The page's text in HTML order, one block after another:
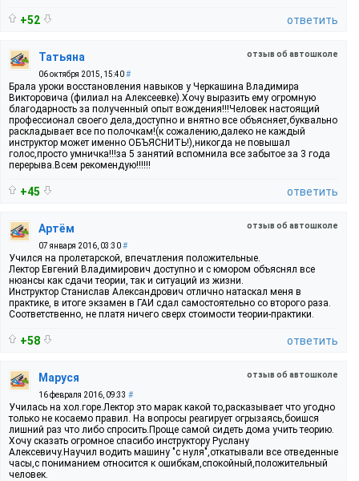
+52 ответить
отзыв об автошколе
Татьяна
06 октября 2015, 15:40#
Брала уроки восстановления навыков у Черкашина Владимира
Викторовича (филиал на Алексеевке).Хочу выразить ему огромную
благодарность за полученный опыт вождения!!!Человек настоящий
профессионал своего дела,доступно и внятно все объясняет,буквально
раскладывает все по полочкам!(к сожалению,далеко не каждый
инструктор может именно ОБЪЯСНИТЬ!),никогда не повышал
голос,просто умничка!!!за 5 занятий вспомнила все забытое за 3 года
перерыва.Всем рекомендую!!!!!!
+45 ответить
отзыв об автошколе
Артём
07 января 2016, 03:30#
Учился на пролетарской, впечатления положительные.
Лектор Евгений Владимирович доступно и с юмором объяснял все
нюансы как сдачи теории, так и ситуаций из жизни.
Инструктор Станислав Александрович отлично натаскал меня в
практике, в итоге экзамен в ГАИ сдал самостоятельно со второго раза.
Соответственно, не платя ничего сверх стоимости теории-практики.
+58 ответить
отзыв об автошколе
Маруся
16 февраля 2016, 09:33 #
Училась на хол.горе.Лектор это марак какой то,расказывает что угодно
только не косаемо правил. На вопросы реагирует огрызаясь,боишся
лишний раз что либо спросить.Проще самой сидеть дома учить теорию.
Хочу сказать огромное спасибо инструктору Руслану
Алексевичу.Научил водить машину "с нуля",откатывали все отведенные
часы,с пониманием относится к ошибкам,спокойный,положительный
человек.